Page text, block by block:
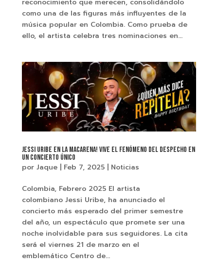
reconocimiento que merecen, consolidándolo
como una de las figuras más influyentes de la
música popular en Colombia. Como prueba de
ello, el artista celebra tres nominaciones en...
Jessi Uribe en La Macarena! Vive el fenómeno del despecho en
un concierto único
por Jaque| Feb 7, 2025| Noticias
Colombia, Febrero 2025 El artista
colombiano Jessi Uribe, ha anunciado el
concierto más esperado del primer semestre
del año, un espectáculo que promete ser una
noche inolvidable para sus seguidores. La cita
será el viernes 21 de marzo en el
emblemático Centro de...